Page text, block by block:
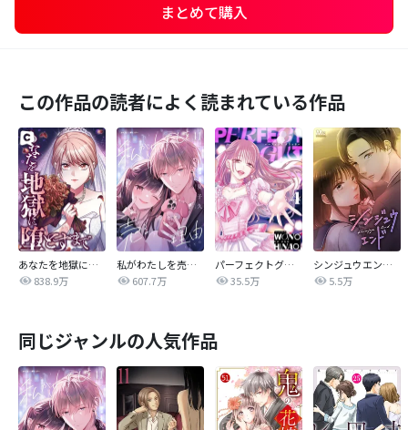
まとめて購入
この作品の読者によく読まれている作品
あなたを地獄に堕とすまで
838.9万
私がわたしを売る理由
607.7万
パーフェクトグリッター
35.5万
シンジュウエンド【タテヨミ】
5.5万
同じジャンルの人気作品